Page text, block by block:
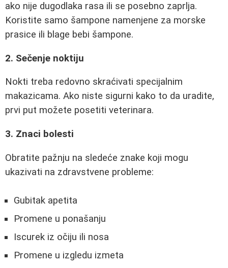
ako nije dugodlaka rasa ili se posebno zaprlja.
Koristite samo šampone namenjene za morske
prasice ili blage bebi šampone.
2. Sečenje noktiju
Nokti treba redovno skraćivati specijalnim
makazicama. Ako niste sigurni kako to da uradite,
prvi put možete posetiti veterinara.
3. Znaci bolesti
Obratite pažnju na sledeće znake koji mogu
ukazivati na zdravstvene probleme:
Gubitak apetita
Promene u ponašanju
Iscurek iz očiju ili nosa
Promene u izgledu izmeta